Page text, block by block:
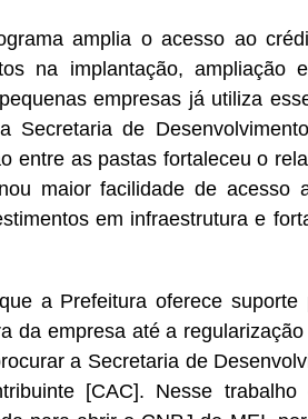
amplia o acesso ao
na implantação, ampliação
empresas já utiliza
Secretaria de
entre as pastas fortaleceu o
maior facilidade de acesso
em infraestrutura e
a Prefeitura oferece suporte
da empresa até a regularização
a Secretaria de
[CAC]. Nesse trabalho